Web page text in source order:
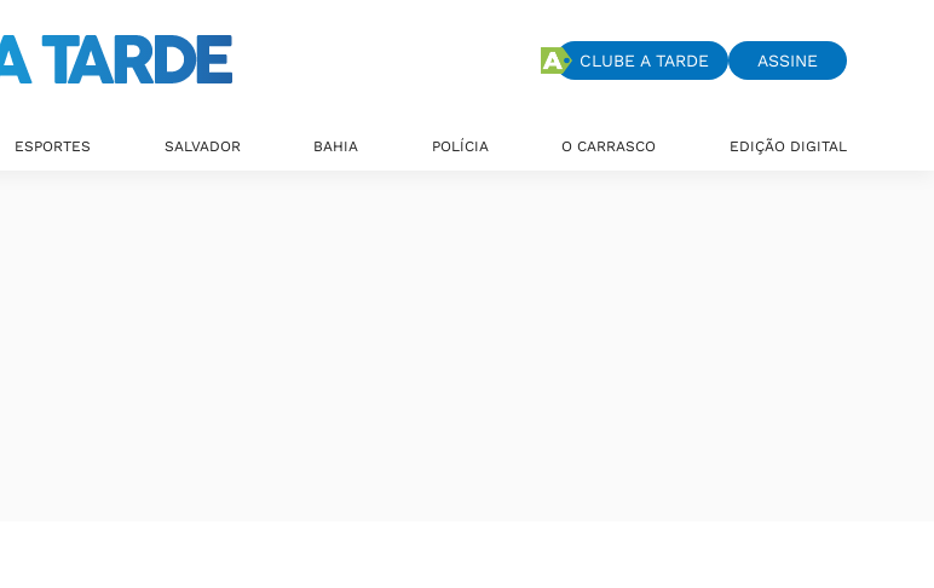
CLUBE A TARDE ASSINE
ESPORTES SALVADOR BAHIA POLÍCIA O CARRASCO EDIÇÃO DIGITAL